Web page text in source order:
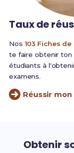
Taux de
Nos 103 Fiches de
te faire obtenir ton
étudiants à
examens.
Réussir mon
Obtenir